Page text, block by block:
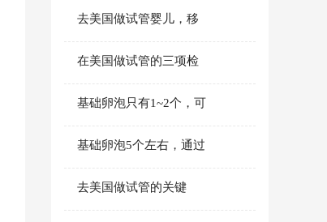
去美国做试管婴儿，移
在美国做试管的三项检
基础卵泡只有1~2个，可
基础卵泡5个左右，通过
去美国做试管的关键